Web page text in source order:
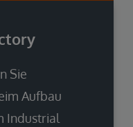
Sie
Aufbau
Industrial